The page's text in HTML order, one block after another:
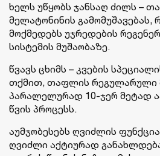
ხელს უწყობს ჯანსაღ ძილს –
მელატონინის
მოქმედებს უჯრედების
სისტემის მუშაობაზე.
წვავს ცხიმს – კვების
თქმით, თაფლის რეგულარული
პარალელურად 10-ჯერ მეტად
წვის პროცესს.
აუმჯობესებს ღვიძლის
ღვიძლი აქტიურად